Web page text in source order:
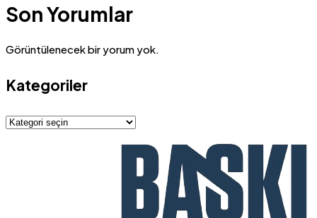
Son Yorumlar
Görüntülenecek bir yorum yok.
Kategoriler
Kategoriler